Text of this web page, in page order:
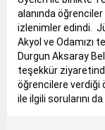
alanında
izlenimler edindi.
Akyol ve Odamızı
Durgun Aksaray
teşekkür
öğrencilere verdiği
ile ilgili sorularını da